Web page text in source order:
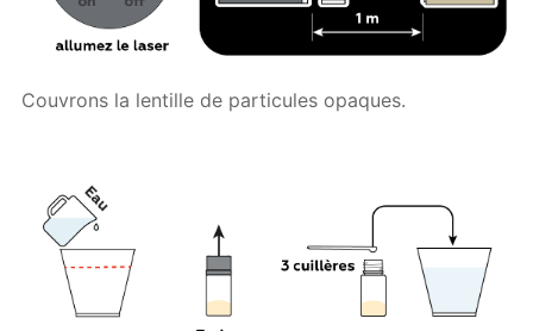
Couvrons la lentille de particules opaques.